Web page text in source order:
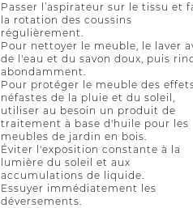
Passer l’aspirateur sur le tissu et
la rotation des coussins
régulièrement.
Pour nettoyer le meuble, le laver
de l'eau et du savon doux, puis
abondamment.
Pour protéger le meuble des
néfastes de la pluie et du soleil,
utiliser au besoin un produit de
traitement à base d'huile pour les
meubles de jardin en bois.
Éviter l'exposition constante à la
lumière du soleil et aux
accumulations de liquide.
Essuyer immédiatement les
déversements.